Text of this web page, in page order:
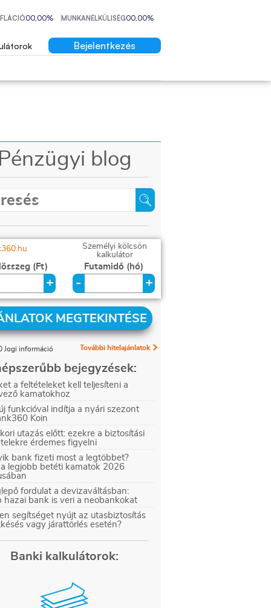
00,00% MUNKANÉLKÜLISÉG00,00%
Bejelentkezés
Pénzügyi blog
Személyi kölcsön
kalkulátor
(Ft)
+
Futamidő (hó)
- +
MEGTEKINTÉSE
Jogi információ További hitelajánlatok
bejegyzések:
a feltételeket kell teljesíteni a
kamatokhoz
funkcióval indítja a nyári szezont
Koin
utazás előtt: ezekre a biztosítási
érdemes figyelni
bank fizeti most a legtöbbet?
a legjobb betéti kamatok 2026
fordulat a devizaváltásban:
hazai bank is veri a neobankokat
segítséget nyújt az utasbiztosítás
vagy járattörlés esetén?
Banki kalkulátorok: